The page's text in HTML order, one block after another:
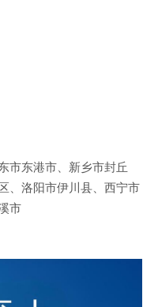
市东港市、新乡市封丘
、洛阳市伊川县、西宁市
市